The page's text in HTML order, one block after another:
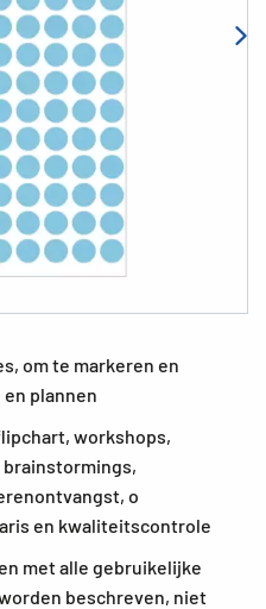
om te markeren en
plannen
workshops,
o
en kwaliteitscontrole
met alle gebruikelijke
beschreven, niet